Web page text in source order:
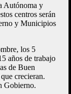
Autónoma y
centros serán
y Municipios
los 5
años de trabajo
de Buen
crecieran.
Gobierno.